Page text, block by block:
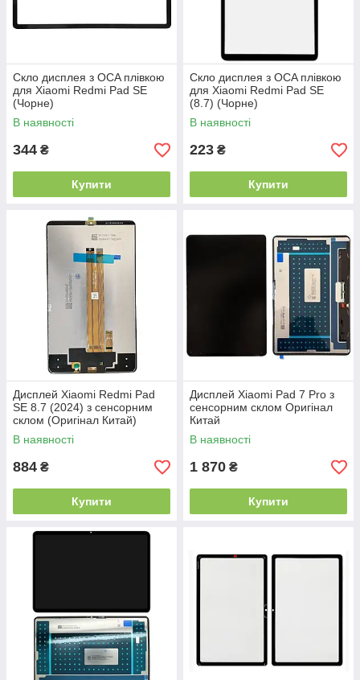
Скло дисплея з OCA плівкою
для Xiaomi Redmi Pad SE
(Чорне)
В наявності
344 ₴
Купити
Скло дисплея з OCA плівкою
для Xiaomi Redmi Pad SE
(8.7) (Чорне)
В наявності
223 ₴
Купити
Дисплей Xiaomi Redmi Pad
SE 8.7 (2024) з сенсорним
склом (Оригінал Китай)
В наявності
884 ₴
Купити
Дисплей Xiaomi Pad 7 Pro з
сенсорним склом Оригінал
Китай
В наявності
1 870 ₴
Купити